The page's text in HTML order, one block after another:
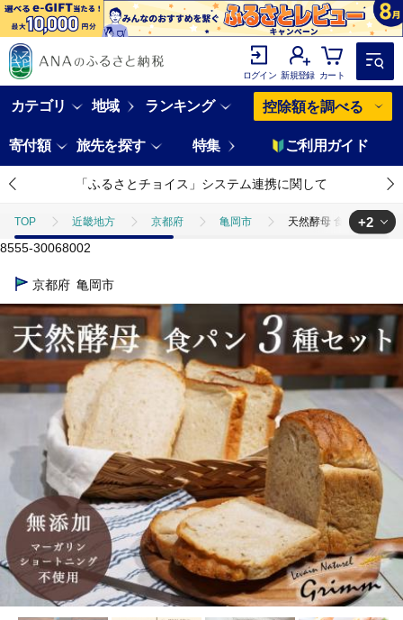
ログイン 新規登録 カート
カテゴリ 地域 ランキング 控除額を調べる
寄付額 旅先を探す 特集 ご利用ガイド
「ふるさとチョイス」システム連携に関して
TOP 近畿地方 京都府 亀岡市 天然酵母 食パン 3種
TOP パン・菓子類
TOP パン・菓子類
+2
8555-30068002
京都府 亀岡市